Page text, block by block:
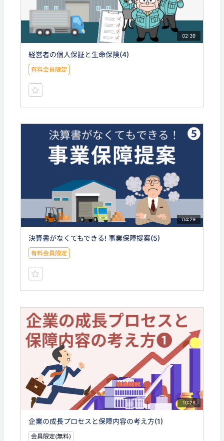
02:39
経営者の個人保証と生命保険(4)
有料会員限定
04:29
決算書がなくてもできる! 事業保障提案(5)
有料会員限定
10:28
企業の成長プロセスと保障内容の考え方(1)
会員限定(無料)